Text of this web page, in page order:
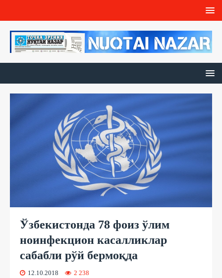
Ўзбекистонда 78 фоиз ўлим
ноинфекцион касалликлар
сабабли рўй бермоқда
12.10.2018 2 238